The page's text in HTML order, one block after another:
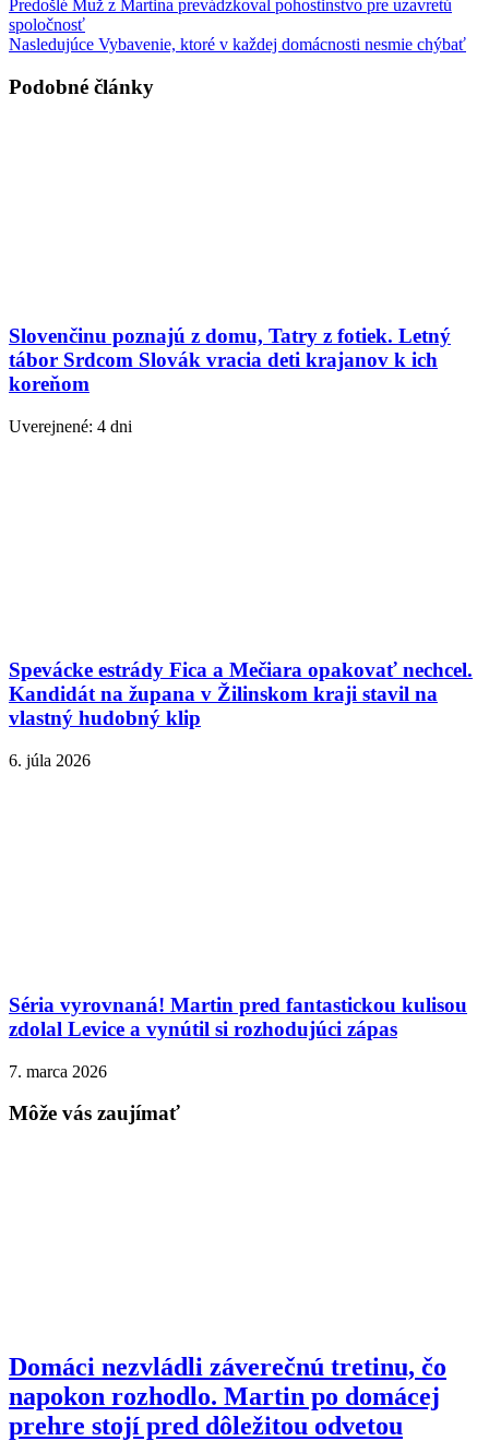
Predošlé Muž z Martina prevádzkoval pohostinstvo pre uzavretú
spoločnosť
Nasledujúce Vybavenie, ktoré v každej domácnosti nesmie chýbať
Podobné články
Slovenčinu poznajú z domu, Tatry z fotiek. Letný
tábor Srdcom Slovák vracia deti krajanov k ich
koreňom
Uverejnené: 4 dni
Spevácke estrády Fica a Mečiara opakovať nechcel.
Kandidát na župana v Žilinskom kraji stavil na
vlastný hudobný klip
6. júla 2026
Séria vyrovnaná! Martin pred fantastickou kulisou
zdolal Levice a vynútil si rozhodujúci zápas
7. marca 2026
Môže vás zaujímať
Domáci nezvládli záverečnú tretinu, čo
napokon rozhodlo. Martin po domácej
prehre stojí pred dôležitou odvetou